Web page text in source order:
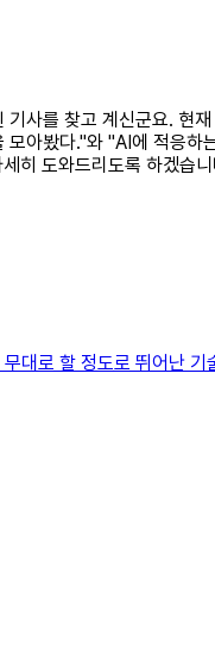
사를 찾고 계신군요.
아봤다."와 "AI에 적응
히 도와드리도록 하겠습
대로 할 정도로 뛰어난